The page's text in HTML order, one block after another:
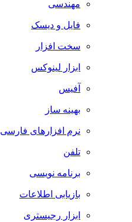
مهندسی
فایل و دیسک
سخت افزار
ابزار لینوکس
آفیس
بهینه ساز
نرم افزارهای فارسی
تلفن
برنامه نویسی
بازیابی اطلاعات
ابزار رجیستری